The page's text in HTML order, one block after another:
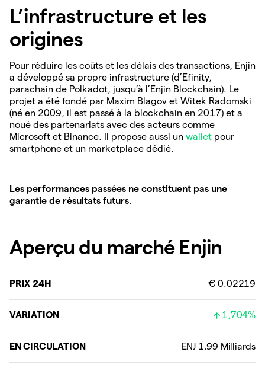
L’infrastructure et les
origines
Pour réduire les coûts et les délais des transactions, Enjin
a développé sa propre infrastructure (d’Efinity,
parachain de Polkadot, jusqu’à l’Enjin Blockchain). Le
projet a été fondé par Maxim Blagov et Witek Radomski
(né en 2009, il est passé à la blockchain en 2017) et a
noué des partenariats avec des acteurs comme
Microsoft et Binance. Il propose aussi un wallet pour
smartphone et un marketplace dédié.
Les performances passées ne constituent pas une
garantie de résultats futurs.
Aperçu du marché Enjin
PRIX 24H € 0.02219
VARIATION 1,704%
EN CIRCULATION